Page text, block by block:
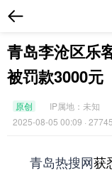
青岛李沧区乐
被罚款3000元
原创 IP属地： 未知
2025-08-05 00:09 ·
青岛热搜网获